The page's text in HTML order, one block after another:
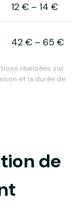
12 € – 14 €
42 € – 65 €
réalisées sur
et la durée de
de